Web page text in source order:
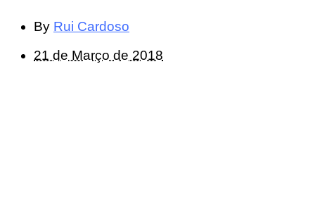
By Rui Cardoso
21 de Março de 2018